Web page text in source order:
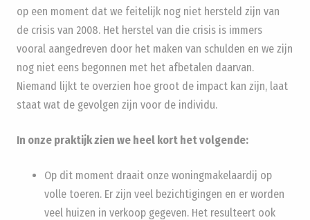
op een moment dat we feitelijk nog niet hersteld zijn van
de crisis van 2008. Het herstel van die crisis is immers
vooral aangedreven door het maken van schulden en we zijn
nog niet eens begonnen met het afbetalen daarvan.
Niemand lijkt te overzien hoe groot de impact kan zijn, laat
staat wat de gevolgen zijn voor de individu.
In onze praktijk zien we heel kort het volgende:
Op dit moment draait onze woningmakelaardij op
volle toeren. Er zijn veel bezichtigingen en er worden
veel huizen in verkoop gegeven. Het resulteert ook